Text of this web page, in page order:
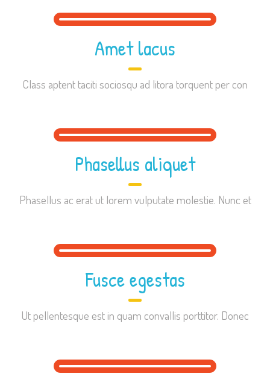
Amet lacus
Class aptent taciti sociosqu ad litora torquent per con
Phasellus aliquet
Phasellus ac erat ut lorem vulputate molestie. Nunc et
Fusce egestas
Ut pellentesque est in quam convallis porttitor. Donec